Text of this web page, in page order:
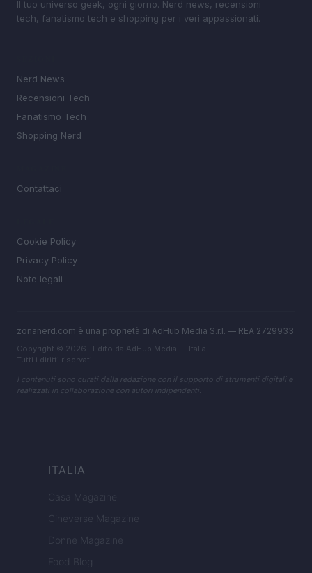
Il tuo universo geek, ogni giorno. Nerd news, recensioni
tech, fanatismo tech e shopping per i veri appassionati.
Nerd News
Recensioni Tech
Fanatismo Tech
Shopping Nerd
Contattaci
Cookie Policy
Privacy Policy
Note legali
zonanerd.com è una proprietà di AdHub Media S.r.l. — REA 2729933
Copyright © 2026 · Edito da AdHub Media — Italia
Tutti i diritti riservati
I contenuti sono curati dalla redazione con il supporto di strumenti digitali e
realizzati in collaborazione con autori indipendenti.
ITALIA
Casa Magazine
Cineverse Magazine
Donne Magazine
Food Blog